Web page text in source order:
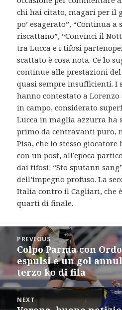
chi hai citato, magari per il
po’ esagerato”, “Continua a
riscattano”, “Convinci il
tra Lucca e i tifosi
scattato è cosa nota. Ce lo
continue alle prestazioni
quasi sempre insufficienti. I
hanno contestato a
in campo, considerato
Lucca in maglia azzurra ha
primo da centravanti puro,
Pisa, che lo stesso
con un post, all’epoca
dai tifosi: “Sto sputann
dell’impegno profuso. La
Italia contro il Cagliari, che
quarti di finale.
Post
navigation
PREVIOUS
Previous
post:
Colpo Parma con
espulsi e un gol
terzo ko di fila
NEXT